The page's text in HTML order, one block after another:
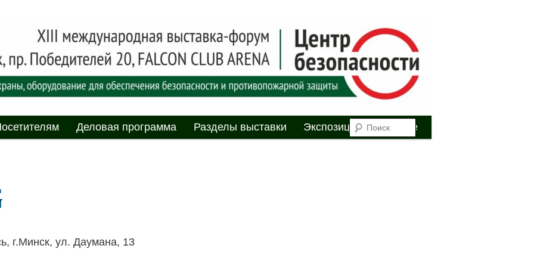
выставка-форум
противопожарной защиты. 4-5 июня 2025, Минск, пр. Победителей,
Поиск
Деловая программа Разделы выставки Экспозиция Youtube
г.Минск, ул. Даумана, 13